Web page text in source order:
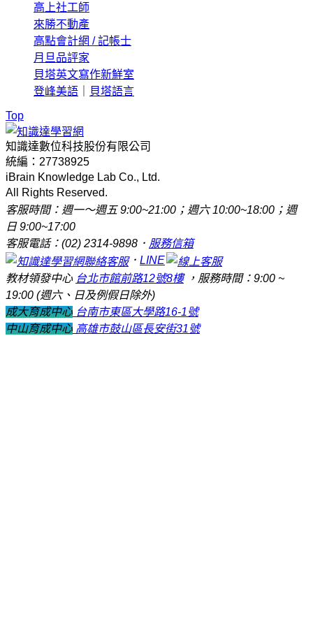
高上社工師
來勝不動產
高點會計網 / 記帳士
月旦品評家
貝塔英文寫作新鮮室
登峰美語
貝塔語言
Top
知識達數位科技股份有限公司
統編：27738925
iBrain Knowledge Lab Co., Ltd.
All Rights Reserved.
客服時間：週一～週五 9:00~21:00；週六 10:00~18:00；週
日 9:00~17:00
客服電話：(02) 2314-9898． 服務信箱
． LINE
教材領發中心 台北市館前路12號8樓，服務時間：9:00 ~
19:00 (週六、日及例假日除外)
成大育成中心 台南市東區大學路16-1號
中山育成中心 高雄市鼓山區長安街31號